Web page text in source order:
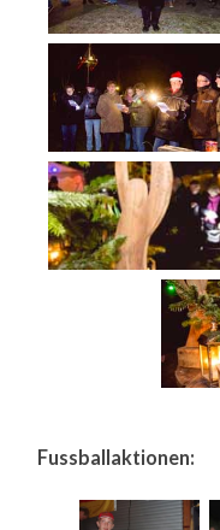
Fussballaktionen: